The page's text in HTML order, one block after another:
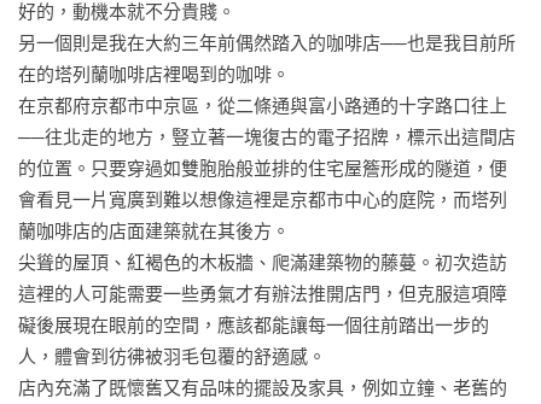
好的，動機本就不分貴賤。
另一個則是我在大約三年前偶然踏入的咖啡店──也是我目前所
在的塔列蘭咖啡店裡喝到的咖啡。
在京都府京都市中京區，從二條通與富小路通的十字路口往上
──往北走的地方，豎立著一塊復古的電子招牌，標示出這間店
的位置。只要穿過如雙胞胎般並排的住宅屋簷形成的隧道，便
會看見一片寬廣到難以想像這裡是京都市中心的庭院，而塔列
蘭咖啡店的店面建築就在其後方。
尖聳的屋頂、紅褐色的木板牆、爬滿建築物的藤蔓。初次造訪
這裡的人可能需要一些勇氣才有辦法推開店門，但克服這項障
礙後展現在眼前的空間，應該都能讓每一個往前踏出一步的
人，體會到彷彿被羽毛包覆的舒適感。
店內充滿了既懷舊又有品味的擺設及家具，例如立鐘、老舊的